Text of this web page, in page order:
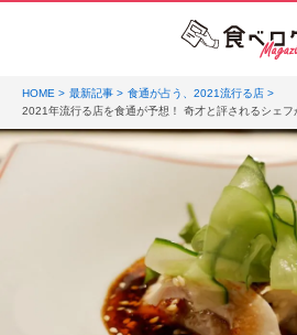
HOME 最新記事
食通が占う、2021流行る店
2021年流行る店を食通が予想！ 奇才と評されるシェ